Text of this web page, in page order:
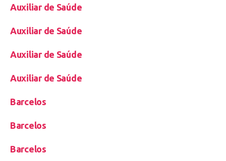
Auxiliar de Saúde
Auxiliar de Saúde
Auxiliar de Saúde
Auxiliar de Saúde
Barcelos
Barcelos
Barcelos